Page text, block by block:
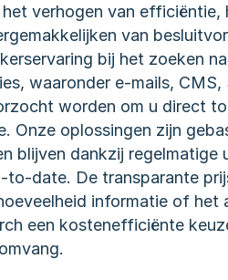
verhogen van efficiëntie,
van
bij het zoeken
waaronder e-mails, CMS,
worden om u direct
Onze oplossingen zijn
blijven dankzij regelmatige
to-date. De transparante
informatie of het
een kostenefficiënte